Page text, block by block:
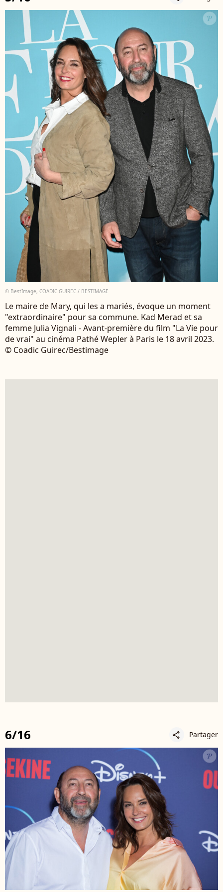
© BestImage, COADIC GUIREC / BESTIMAGE
Le maire de Mary, qui les a mariés, évoque un moment
"extraordinaire" pour sa commune. Kad Merad et sa
femme Julia Vignali - Avant-première du film "La Vie pour
de vrai" au cinéma Pathé Wepler à Paris le 18 avril 2023.
© Coadic Guirec/Bestimage
6/16 share Partager